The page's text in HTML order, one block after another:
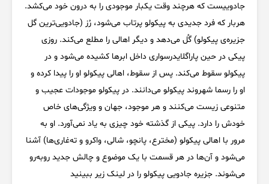
جادوییست که هرچند وقت یکبار موجودی را به درون خود می‌کشد.
هربار که فرد جدیدی به پیکولو پرتاب می‌شود، رُز (جادویی‌ترین گل
جزیره‌ی پیکولو) گُل می‌دهد و دیگر اهالی را مطلع می‌کند. روزی
پیکی در حین پاراگلایدرسواری داخل ابرها کشیده می‌شود و در
پیکولو سقوط می‌کند. پس از سقوط، اهالی پیکولو او را پیدا کرده و
او را رسما شهروند پیکولو می‌دانند. در پیکولو موجودات عجیب و
متنوعی زیست می‌کنند و هر موجود، جهان و ویژگی‌های خاص
خودش را دارد. پیکی از گذشته‌ خود چیزی به یاد نمی‌آورد. او به
مرور با اهالی پیکولو (مخترع، پانچو، شالی، واکرو و ته‌غاری‌ها) آشنا
می‌شود و آن‌ها در هر قسمت با یک موضوع و چالش جدید روبه‌رو
می‌شوند. جزیره جادویی پیکولو را در لینک زیر ببینید